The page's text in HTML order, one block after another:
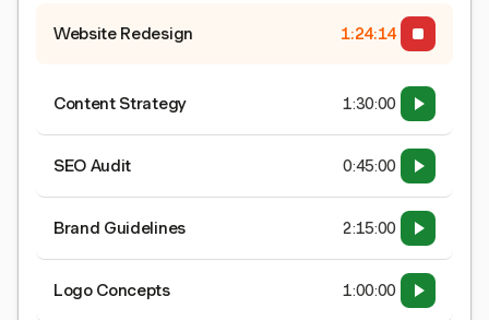
Website Redesign 1:24:15
Content Strategy 1:30:00
SEO Audit 0:45:00
Brand Guidelines 2:15:00
Logo Concepts 1:00:00